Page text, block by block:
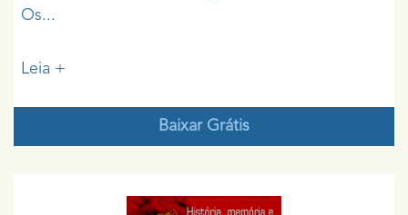
Os...
Leia +
Baixar Grátis